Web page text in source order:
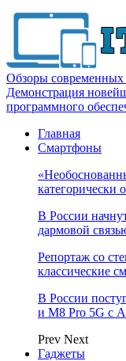
Обзоры современных
Демонстрация
программного
Главная
Смартфоны
категорически
В России
дармовой
Репортаж со
классические
В России
и M8 Pro 5G с
Prev Next
Гаджеты